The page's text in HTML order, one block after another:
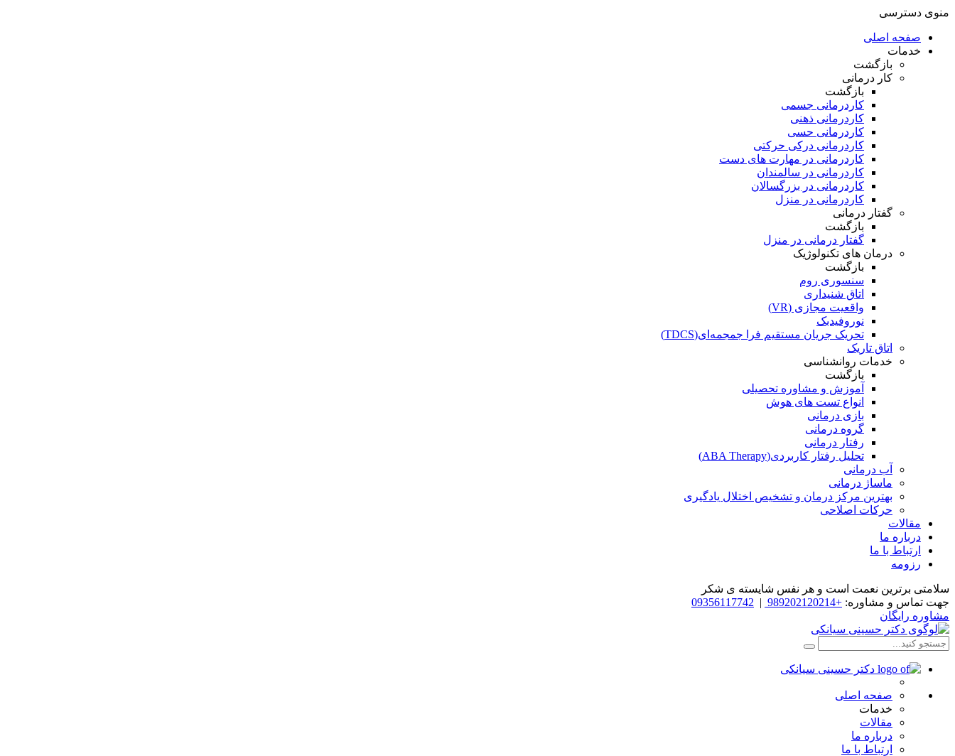
منوی دسترسی
صفحه اصلی
خدمات
بازگشت
کار درمانی
بازگشت
کاردرمانی جسمی
کاردرمانی ذهنی
کاردرمانی حسی
کاردرمانی درکی حرکتی
کاردرمانی در مهارت های دست
کاردرمانی در سالمندان
کاردرمانی در بزرگسالان
کاردرمانی در منزل
گفتار درمانی
بازگشت
گفتار درمانی در منزل
درمان های تکنولوژیک
بازگشت
سنسوری روم
اتاق شنیداری
واقعیت مجازی (VR)
نوروفیدبک
تحریک جریان مستقیم فرا جمجمه‌ای(TDCS)
اتاق تاریک
خدمات روانشناسی
بازگشت
آموزش و مشاوره تحصیلی
انواع تست های هوش
بازی درمانی
گروه درمانی
رفتار درمانی
تحلیل رفتار کاربردی(ABA Therapy)
آب درمانی
ماساژ درمانی
بهترین مرکز درمان و تشخیص اختلال یادگیری
حرکات اصلاحی
مقالات
درباره ما
ارتباط با ما
رزومه
سلامتی برترین نعمت است و هر نفس شایسته­ ی شکر
جهت تماس و مشاوره: +989202120214
|
09356117742
مشاوره رایگان
صفحه اصلی
خدمات
مقالات
درباره ما
ارتباط با ما